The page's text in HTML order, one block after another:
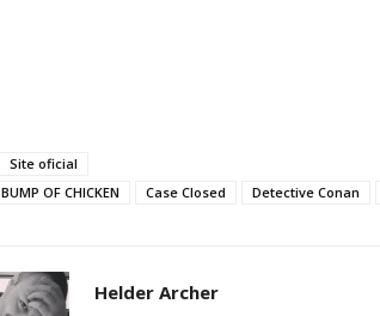
Site oficial
BUMP OF CHICKEN Case Closed Detective Conan
Helder Archer